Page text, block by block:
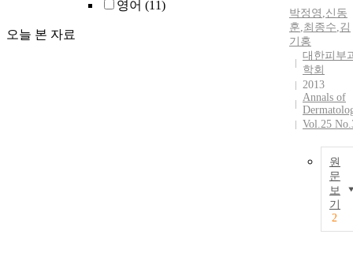
영어 (11)
오늘 본 자료
박정영 ,신동
훈,최종수,김
기홍
대한피부
학회
2013
Annals of
Vol.25
원
문
보
기
2